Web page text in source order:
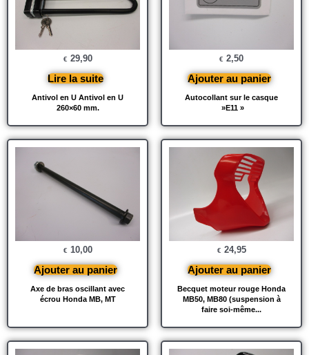
Antivol en U Antivol en U
260×60 mm.
€ 29,90
Lire la suite
Autocollant sur le casque
»E11 »
€ 2,50
Ajouter au panier
Axe de bras oscillant avec
écrou Honda MB, MT
€ 10,00
Ajouter au panier
Becquet moteur rouge Honda
MB50, MB80 (suspension à
faire soi-même...
€ 24,95
Ajouter au panier